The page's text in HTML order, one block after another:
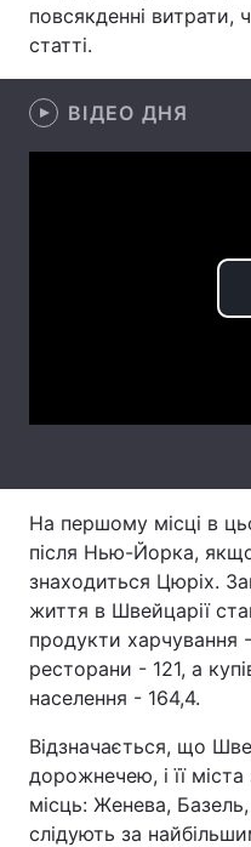
Відео з Youtube
Архів
повсякденні витрати,
статті.
ВІДЕО ДНЯ
На першому місці в
після Нью-Йорка,
знаходиться Цюріх.
життя в Швейцарії
продукти харчування -
ресторани - 121, а
населення - 164,4.
Відзначається, що
дорожнечею, і її
місць: Женева,
слідують за